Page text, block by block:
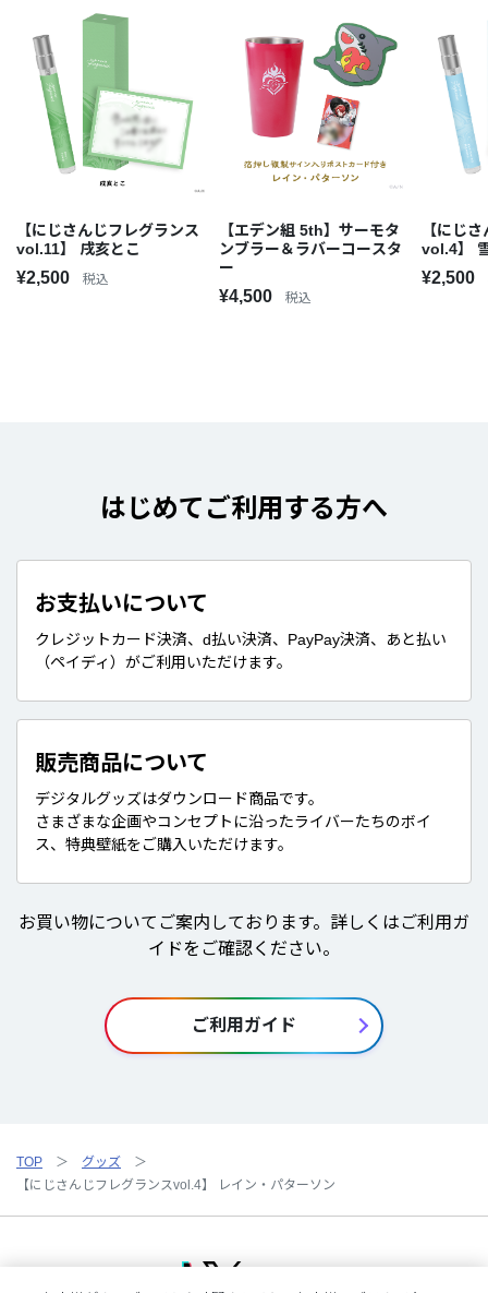
【にじさんじフレグランス
vol.11】 戌亥とこ
¥2,500 税込
【エデン組 5th】サーモタ
ンブラー＆ラバーコースタ
ー
¥4,500 税込
【にじ
vol.4】
¥2,500
はじめてご利用する方へ
お支払いについて
クレジットカード決済、d払い決済、PayPay決済、あと払い
（ペイディ）がご利用いただけます。
販売商品について
デジタルグッズはダウンロード商品です。
さまざまな企画やコンセプトに沿ったライバーたちのボイ
ス、特典壁紙をご購入いただけます。
お買い物についてご案内しております。詳しくはご利用ガ
イドをご確認ください。
ご利用ガイド
TOP
グッズ
【にじさんじフレグランスvol.4】 レイン・パターソン